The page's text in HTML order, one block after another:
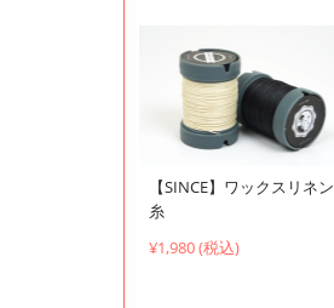
【SINCE】ワックスリネン
糸
¥1,980 (税込)